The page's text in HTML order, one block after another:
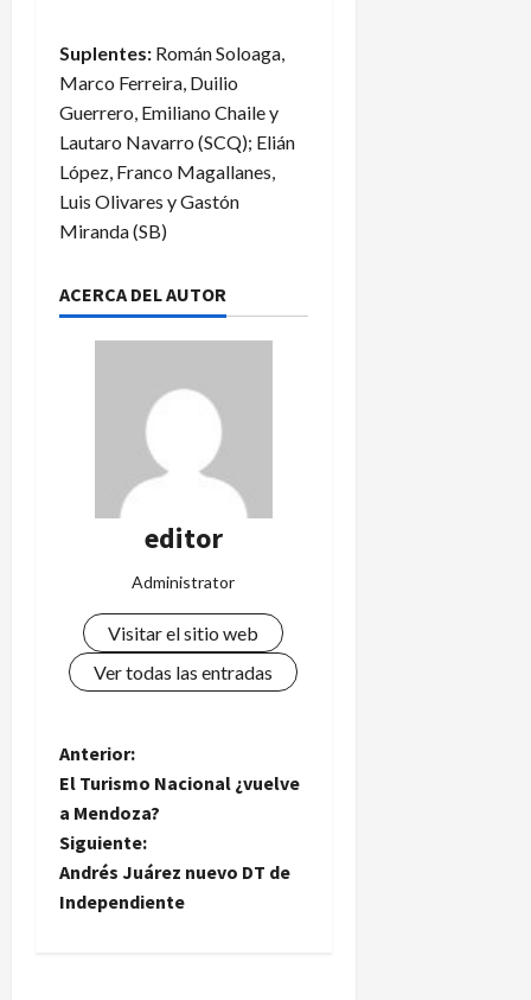
Suplentes: Román Soloaga,
Marco Ferreira, Duilio
Guerrero, Emiliano Chaile y
Lautaro Navarro (SCQ); Elián
López, Franco Magallanes,
Luis Olivares y Gastón
Miranda (SB)
ACERCA DEL AUTOR
editor
Administrator
Visitar el sitio web
Ver todas las entradas
N
a
v
e
Anterior:
El Turismo Nacional ¿vuelve
a Mendoza?
Siguiente:
Andrés Juárez nuevo DT de
Independiente